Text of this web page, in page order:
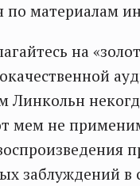
по материалам
на
Линкольн
мем не
заблуждений в